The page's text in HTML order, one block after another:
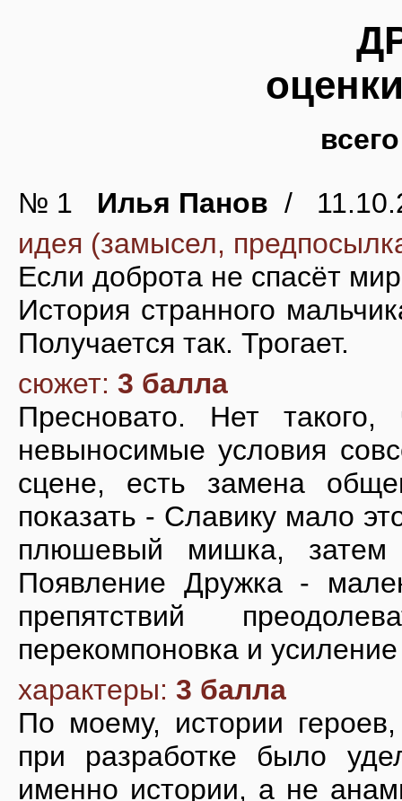
№ 1 Илья Панов /
идея (замысел,
Если доброта не спасёт
История странного
Получается так. Трогает.
сюжет: 3 балла
Пресновато. Нет
невыносимые условия
сцене, есть замена
показать - Славику мало
плюшевый мишка, затем
Появление Дружка -
препятствий
перекомпоновка и
характеры: 3 балла
По моему, истории
при разработке было
именно истории, а не